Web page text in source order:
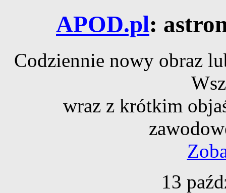
APOD.pl:
Codziennie nowy obraz
wraz z krótkim
13